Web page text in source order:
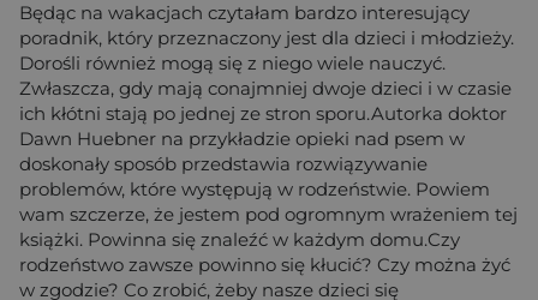
Będąc na wakacjach czytałam bardzo interesujący
poradnik, który przeznaczony jest dla dzieci i młodzieży.
Dorośli również mogą się z niego wiele nauczyć.
Zwłaszcza, gdy mają conajmniej dwoje dzieci i w czasie
ich kłótni stają po jednej ze stron sporu.Autorka doktor
Dawn Huebner na przykładzie opieki nad psem w
doskonały sposób przedstawia rozwiązywanie
problemów, które występują w rodzeństwie. Powiem
wam szczerze, że jestem pod ogromnym wrażeniem tej
książki. Powinna się znaleźć w każdym domu.Czy
rodzeństwo zawsze powinno się kłucić? Czy można żyć
w zgodzie? Co zrobić, żeby nasze dzieci się